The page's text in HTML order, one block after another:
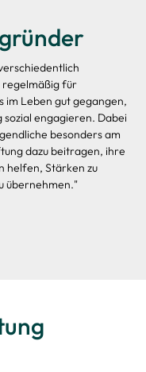
regelmäßig für
im Leben gut gegangen,
engagieren. Dabei
besonders am
dazu beitragen, ihre
helfen, Stärken zu
übernehmen."